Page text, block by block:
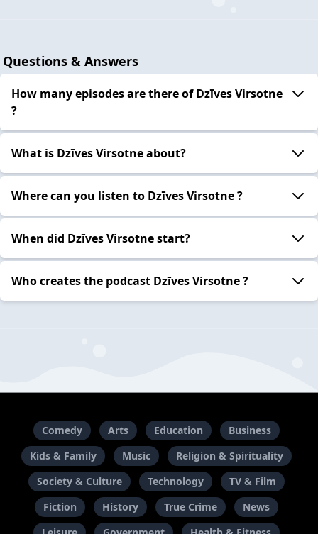
Questions & Answers
How many episodes are there of Dzīves Virsotne
?
What is Dzīves Virsotne about?
Where can you listen to Dzīves Virsotne ?
When did Dzīves Virsotne start?
Who creates the podcast Dzīves Virsotne ?
Comedy Arts Education
Business
Kids & Family
Music
Religion & Spirituality
Society & Culture
Technology
TV & Film
Fiction
History True Crime
News